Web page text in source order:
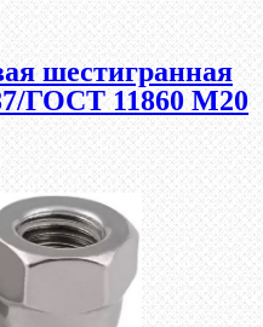
шестигранная
ГОСТ 11860 М20